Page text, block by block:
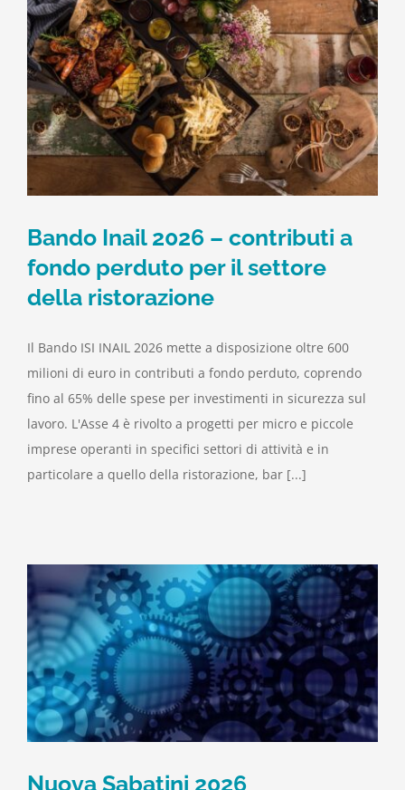
Bando Inail 2026 – contributi a
fondo perduto per il settore
della ristorazione
Il Bando ISI INAIL 2026 mette a disposizione oltre 600
milioni di euro in contributi a fondo perduto, coprendo
fino al 65% delle spese per investimenti in sicurezza sul
lavoro. L'Asse 4 è rivolto a progetti per micro e piccole
imprese operanti in specifici settori di attività e in
particolare a quello della ristorazione, bar [...]
Nuova Sabatini 2026